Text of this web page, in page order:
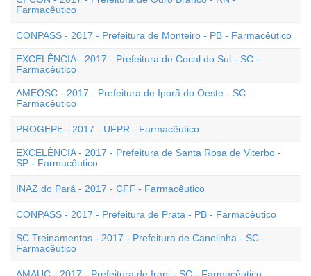
Farmacêutico
CONPASS - 2017 - Prefeitura de Monteiro - PB - Farmacêutico
EXCELÊNCIA - 2017 - Prefeitura de Cocal do Sul - SC -
Farmacêutico
AMEOSC - 2017 - Prefeitura de Iporã do Oeste - SC -
Farmacêutico
PROGEPE - 2017 - UFPR - Farmacêutico
EXCELÊNCIA - 2017 - Prefeitura de Santa Rosa de Viterbo -
SP - Farmacêutico
INAZ do Pará - 2017 - CFF - Farmacêutico
CONPASS - 2017 - Prefeitura de Prata - PB - Farmacêutico
SC Treinamentos - 2017 - Prefeitura de Canelinha - SC -
Farmacêutico